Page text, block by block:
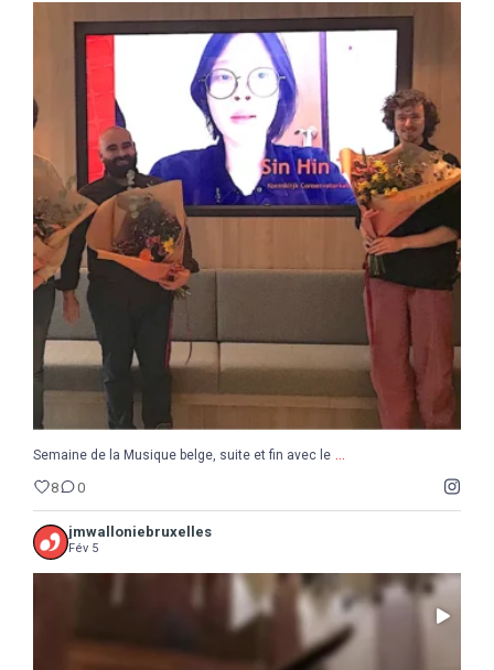
Semaine de la Musique belge, suite et fin avec le ...
Semaine de la Musique belge, suite et fin avec le ...
8 0
jmwalloniebruxelles
Fév 5